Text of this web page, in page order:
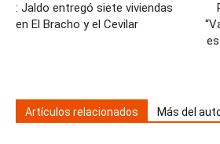
: Jaldo entregó siete viviendas
en El Bracho y el Cevilar
Artículos relacionados Más del